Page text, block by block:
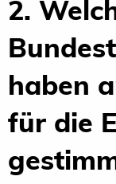
2.
haben
für die